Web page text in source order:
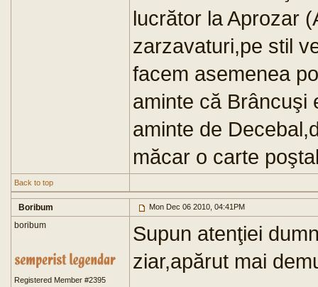
lucrător la Aprozar
zarzavaturi,pe stil
facem asemenea
aminte că Brâncuşi
aminte de
măcar o carte
Back to top
Boribum Mon Dec 06 2010, 04:41PM
boribum
Registered Member #2395
Supun atenţiei
ziar,apărut mai